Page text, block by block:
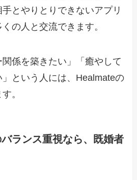
とやりとりできないアプリ
の人と交流できます。
関係を築きたい」「癒やして
」という人には、Healmateの
。
ランス重視なら、既婚者